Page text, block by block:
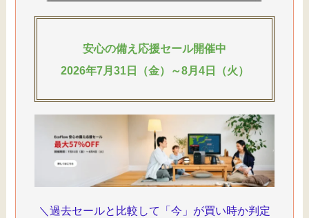
安心の備え応援セール開催中
2026年7月31日（金）～8月4日（火）
＼過去セールと比較して「今」が買い時か判定